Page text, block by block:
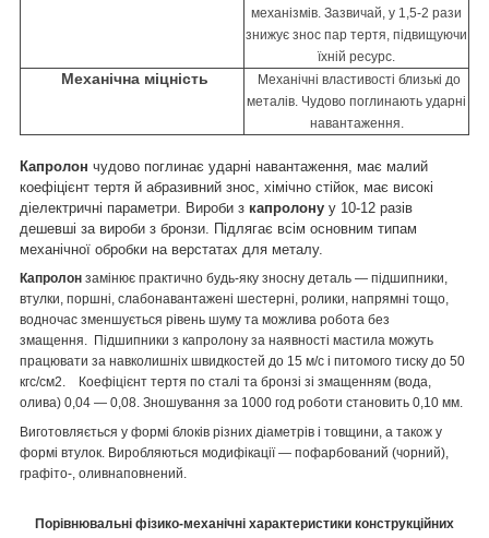
механізмів. Зазвичай, у 1,5-2 рази
знижує знос пар тертя, підвищуючи
їхній ресурс.
Механічна міцність
Механічні властивості близькі до
металів. Чудово поглинають ударні
навантаження.
Капролон чудово поглинає ударні навантаження, має малий
коефіцієнт тертя й абразивний знос, хімічно стійок, має високі
діелектричні параметри. Вироби з капролону у 10-12 разів
дешевші за вироби з бронзи. Підлягає всім основним типам
механічної обробки на верстатах для металу.
Капролон замінює практично будь-яку зносну деталь — підшипники,
втулки, поршні, слабонавантажені шестерні, ролики, напрямні тощо,
водночас зменшується рівень шуму та можлива робота без
змащення. Підшипники з капролону за наявності мастила можуть
працювати за навколишніх швидкостей до 15 м/с і питомого тиску до 50
кгс/см2 . Коефіцієнт тертя по сталі та бронзі зі змащенням (вода,
олива) 0,04 — 0,08. Зношування за 1000 год роботи становить 0,10 мм.
Виготовляється у формі блоків різних діаметрів і товщини, а також у
формі втулок. Виробляються модифікації — пофарбований (чорний),
графіто-, оливнаповнений.
Порівнювальні фізико-механічні характеристики конструкційних